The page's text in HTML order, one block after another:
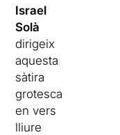
Israel
Solà
dirigeix
aquesta
sàtira
grotesca
en vers
lliure